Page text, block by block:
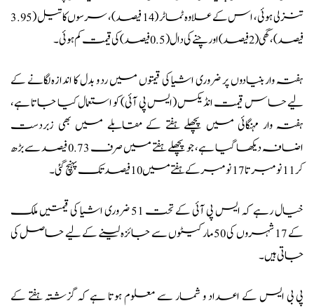
تنزلی ہوئی، اس کے علاوہ ٹماٹر (14 فیصد)، سرسوں کا تیل (3.95
فیصد)، گھی (2 فیصد) اور چنے کی دال (0.5 فیصد) کی قیمت کم ہوئی۔
ہفتہ وار بنیادوں پر ضروری اشیا کی قیمتوں میں رد و بدل کا اندازہ لگانے کے
لیےحساس قیمت انڈیکس(ایس پی آئی) کو استعمال کیا جاتا ہے،
ہفتہ وار مہنگائی میں پچھلے ہفتے کے مقابلے میں بھی زبردست
اضافہ دیکھا گیا ہے، جو پچھلے ہفتے میں صرف 0.73 فیصد سے بڑھ
کر 11 نومبر تا 17 نومبر کے ہفتے میں 10 فیصد تک پہنچ گئی۔
خیال رہے کہ ایس پی آئی کے تحت 51 ضروری اشیا کی قیمتیں ملک
کے 17 شہروں کی 50 مارکیٹوں سے جائزہ لینے کے لیے حاصل کی
جاتی ہیں۔
پی بی ایس کے اعداد و شمار سے معلوم ہوتا ہے کہ گزشتہ ہفتے کے